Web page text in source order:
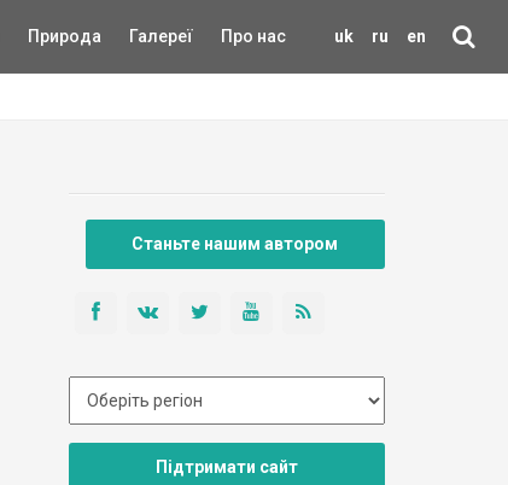
uk ru en
Природа Галереї Про нас
Станьте нашим автором
Підтримати сайт